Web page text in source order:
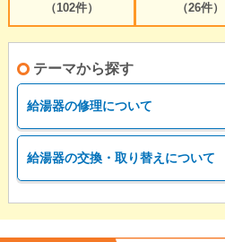
（102件）
（26件）
テーマから探す
給湯器の修理について
給湯器の交換・取り替えについて